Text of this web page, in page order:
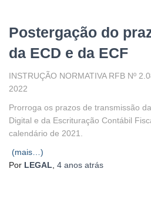
Postergação do
da ECD e da ECF
INSTRUÇÃO NORMATIVA RFB Nº
2022
Prorroga os prazos de transmissão
Digital e da Escrituração Contábil
calendário de 2021.
(mais…)
Por LEGAL 4 anos atrás